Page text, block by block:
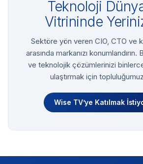
Teknoloji
Vitrininde
Sektöre yön veren CIO, CTO ve
arasında markanızı konumlandırın.
ve teknolojik çözümlerinizi
ulaştırmak için
Wise TV’ye Katılmak